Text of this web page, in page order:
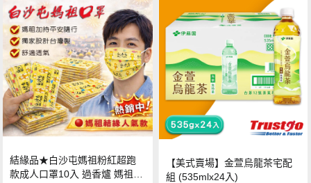
結緣品★白沙屯媽祖粉紅超跑
款成人口罩10入 過香爐 媽祖加
【美式賣場】金萱烏龍茶宅配
組 (535mlx24入)